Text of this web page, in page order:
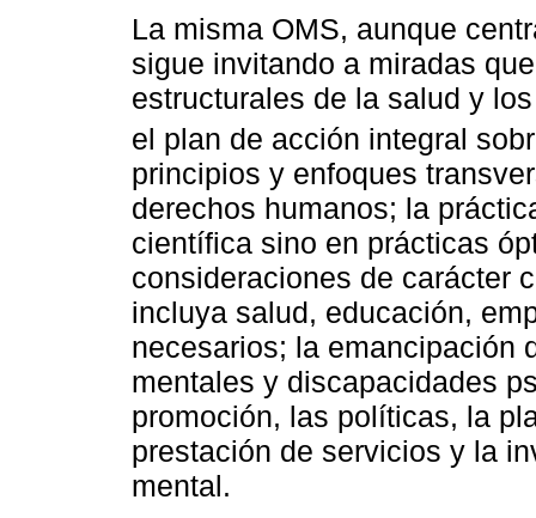
La misma OMS, aunque
sigue invitando a miradas
estructurales de la salud y
el plan de acción integral
principios y enfoques
derechos humanos; la
científica sino en prácticas
consideraciones de carácter
incluya salud, educación,
necesarios; la emancipación
mentales y discapacidades
promoción, las políticas, la
prestación de servicios y la
mental.